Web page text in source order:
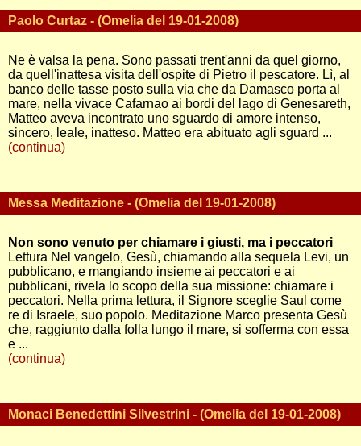
Paolo Curtaz - (Omelia del 19-01-2008)
Ne è valsa la pena. Sono passati trent'anni da quel giorno,
da quell'inattesa visita dell'ospite di Pietro il pescatore. Lì, al
banco delle tasse posto sulla via che da Damasco porta al
mare, nella vivace Cafarnao ai bordi del lago di Genesareth,
Matteo aveva incontrato uno sguardo di amore intenso,
sincero, leale, inatteso. Matteo era abituato agli sguard ...
(continua)
Messa Meditazione - (Omelia del 19-01-2008)
Non sono venuto per chiamare i giusti, ma i peccatori
Lettura Nel vangelo, Gesù, chiamando alla sequela Levi, un
pubblicano, e mangiando insieme ai peccatori e ai
pubblicani, rivela lo scopo della sua missione: chiamare i
peccatori. Nella prima lettura, il Signore sceglie Saul come
re di Israele, suo popolo. Meditazione Marco presenta Gesù
che, raggiunto dalla folla lungo il mare, si sofferma con essa
e ...
(continua)
Monaci Benedettini Silvestrini - (Omelia del 19-01-2008)